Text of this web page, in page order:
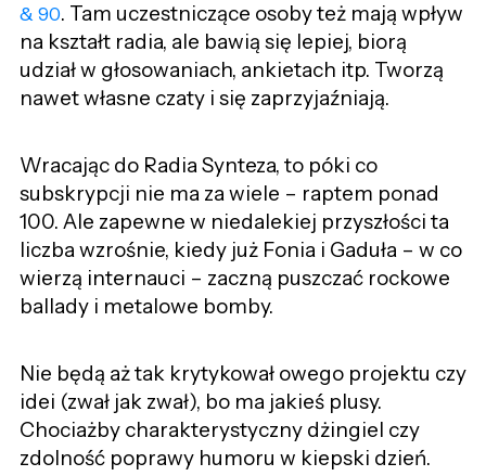
& 90. Tam uczestniczące osoby też mają wpływ
na kształt radia, ale bawią się lepiej, biorą
udział w głosowaniach, ankietach itp. Tworzą
nawet własne czaty i się zaprzyjaźniają.
Wracając do Radia Synteza, to póki co
subskrypcji nie ma za wiele – raptem ponad
100. Ale zapewne w niedalekiej przyszłości ta
liczba wzrośnie, kiedy już Fonia i Gaduła – w co
wierzą internauci – zaczną puszczać rockowe
ballady i metalowe bomby.
Nie będą aż tak krytykował owego projektu czy
idei (zwał jak zwał), bo ma jakieś plusy.
Chociażby charakterystyczny dżingiel czy
zdolność poprawy humoru w kiepski dzień.